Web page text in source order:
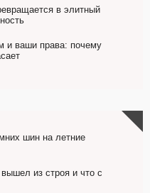
в элитный
и ваши права: почему
шин на летние
вышел из строя и что с